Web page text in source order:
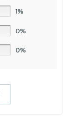
1%
0%
0%